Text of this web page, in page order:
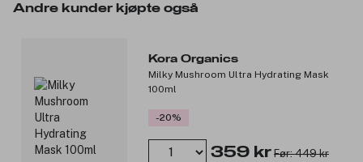
dagen.
Andre kunder kjøpte også
Kora Organics
Milky Mushroom Ultra Hydrating Mask
100ml
-20%
359 kr Før: 449 kr